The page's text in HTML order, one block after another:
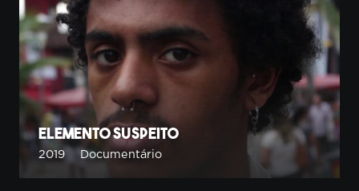
Elemento Suspeito
2019 Documentário